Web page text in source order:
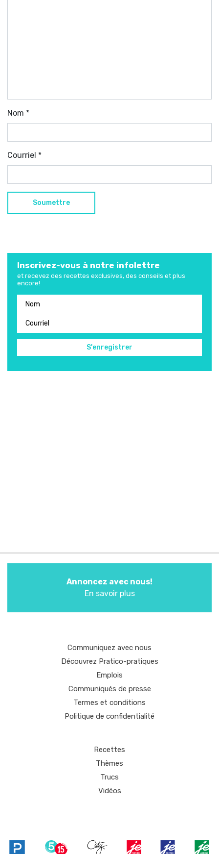
Nom *
Courriel *
Inscrivez-vous à notre infolettre
et recevez des recettes exclusives, des conseils et plus
encore!
Annoncez avec nous!
En savoir plus
Communiquez avec nous
Découvrez Pratico-pratiques
Emplois
Communiqués de presse
Termes et conditions
Politique de confidentialité
Recettes
Thèmes
Trucs
Vidéos